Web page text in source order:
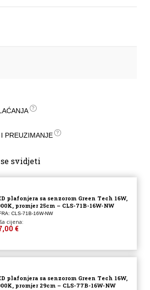
I PREUZIMANJE
svidjeti
plafonjera sa senzorom Green Tech 16W,
promjer 25cm – CLS-71B-16W-NW
CLS-71B-16W-NW
cijena:
€
plafonjera sa senzorom Green Tech 16W,
promjer 29cm – CLS-77B-16W-NW